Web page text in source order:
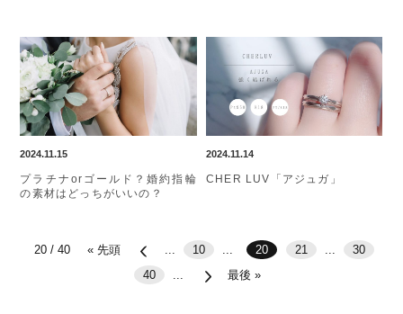
2024.11.15
プラチナorゴールド？婚約指輪
の素材はどっちがいいの？
2024.11.14
CHER LUV「アジュガ」
20 / 40 « 先頭 10 20 21
30
40
最後 »